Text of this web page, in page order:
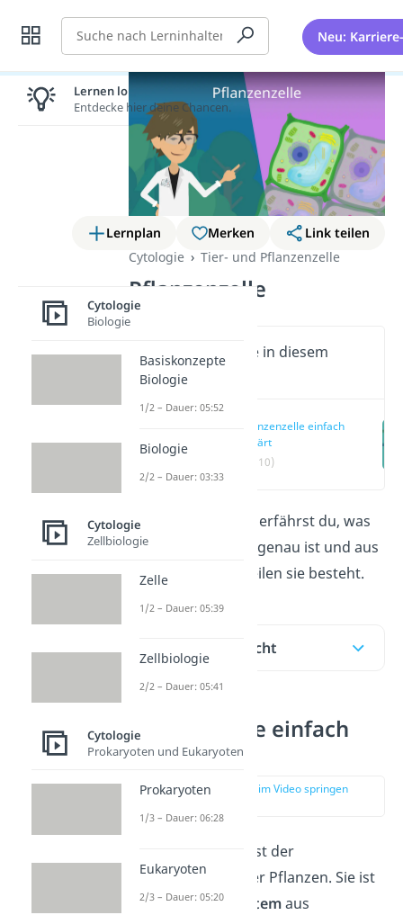
Suche Neu:
Lernplan Merken
Link teilen
Cytologie
Tier- und Pflanzenzelle
Pflanzenzelle
Wichtige Inhalte in diesem
Video
Pflanzenzelle einfach
erklärt
(00:10)
Hier und im
erfährst du, was
eine
genau ist und aus
welchen Bestandteilen sie besteht.
Inhaltsübersicht
Pflanzenzelle einfach
erklärt
zur Stelle im Video springen
ist der
Grundbaustein aller Pflanzen. Sie ist
ein komplexes
Systemaus
Lernen lohnt sich!
Entdecke hier deine Chancen.
Cytologie
Biologie
Basiskonzepte
Biologie
1/2 – Dauer: 05:52
Biologie
2/2 – Dauer: 03:33
Cytologie
Zellbiologie
Zelle
1/2 – Dauer: 05:39
Zellbiologie
2/2 – Dauer: 05:41
Cytologie
Prokaryoten und Eukaryoten
Prokaryoten
1/3 – Dauer: 06:28
Eukaryoten
2/3 – Dauer: 05:20